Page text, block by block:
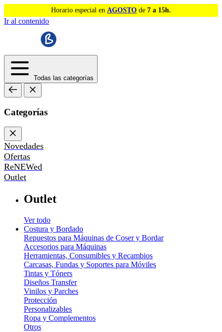
Horario especial en AGOSTO de 7 a 15h.
Ir al contenido
Todas las categorías
Categorías
Novedades
Ofertas
ReNEWed
Outlet
Outlet
Ver todo
Costura y Bordado
Repuestos para Máquinas de Coser y Bordar
Accesorios para Máquinas
Herramientas, Consumibles y Recambios
Carcasas, Fundas y Soportes para Móviles
Tintas y Tóners
Diseños Transfer
Vinilos y Parches
Protección
Personalizables
Ropa y Complementos
Otros